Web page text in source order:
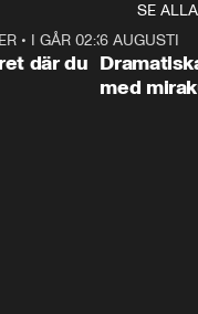
SE ALLA
1:06
• I GÅR 02:30
där du
6 AUGUSTI
med